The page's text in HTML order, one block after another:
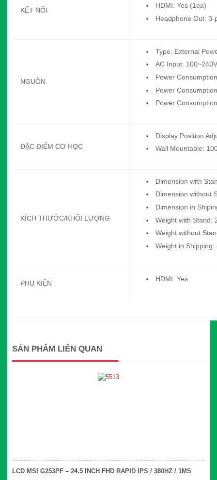
KẾT NỐI
HDMI: Yes (1ea)
Headphone Out:
NGUỒN
Type: External
AC Input:
Power
Power
Power
ĐẶC ĐIỂM CƠ HỌC
Display Position
Wall Mountable:
KÍCH THƯỚC/KHỐI LƯỢNG
Dimension with
Dimension without
Dimension in
Weight with Stand:
Weight without
Weight in Shipping:
PHỤ KIỆN
HDMI: Yes
SẢN PHẨM LIÊN QUAN
LCD MSI G253PF – 24.5 INCH FHD RAPID IPS / 380HZ / 1MS